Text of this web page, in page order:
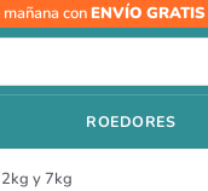
conENVÍO GRATIS
ROEDORES
y 7kg